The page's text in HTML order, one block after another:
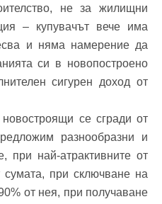
с Facebook
не за жилищни
– купувачът вече има
и няма намерение да
си в новопостроено
сигурен доход от
се сгради от
разнообразни и
при най-атрактивните от
при сключване на
от нея, при получаване